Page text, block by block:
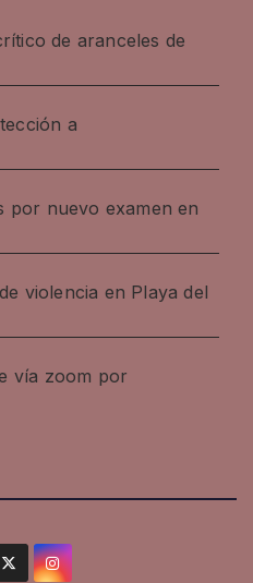
de aranceles de
a
por nuevo examen en
violencia en Playa del
vía zoom por